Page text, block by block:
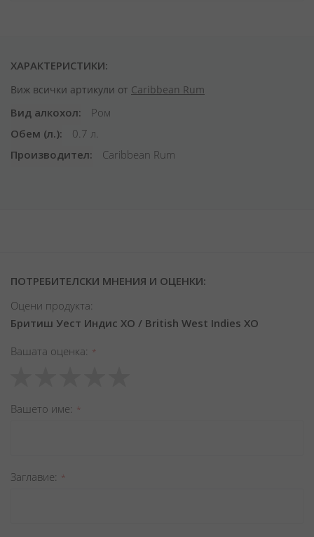
ХАРАКТЕРИСТИКИ:
Виж всички артикули от Caribbean Rum
Вид алкохол
Ром
Обем (л.)
0.7 л.
Производител
Caribbean Rum
ПОТРЕБИТЕЛСКИ МНЕНИЯ И ОЦЕНКИ:
Оцени продукта:
Бритиш Уест Индис XO / British West Indies XO
Вашата оценка
star
stars
stars
stars
stars
Вашето име
Заглавиe